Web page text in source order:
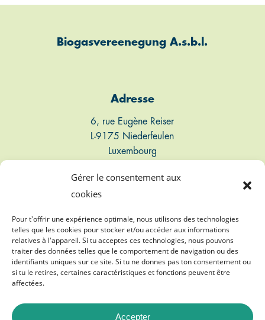
Gérer le consentement aux
cookies
Pour t'offrir une expérience optimale, nous utilisons des technologies
telles que les cookies pour stocker et/ou accéder aux informations
relatives à l'appareil. Si tu acceptes ces technologies, nous pouvons
traiter des données telles que le comportement de navigation ou des
identifiants uniques sur ce site. Si tu ne donnes pas ton consentement ou
si tu le retires, certaines caractéristiques et fonctions peuvent être
affectées.
Accepter
Biogasvereenegung A.s.b.l.
Adresse
6, rue Eugène Reiser
L-9175 Niederfeulen
Luxembourg
T: +352 661 497 947
E: info@biogasvereenegung.lu